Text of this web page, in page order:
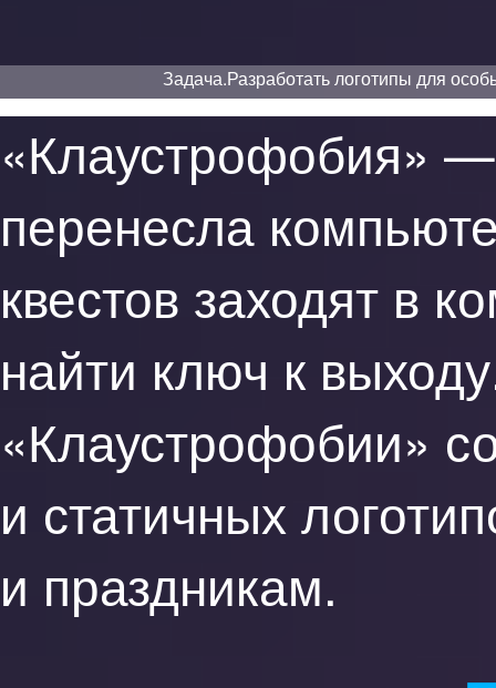
Задача.Разработать логотипы для
«Клаустрофобия» —
перенесла
квестов заходят в
найти ключ к
«Клаустрофобии»
и статичных
и праздникам.